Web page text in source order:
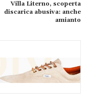
Villa Literno, scoperta
discarica abusiva: anche
amianto